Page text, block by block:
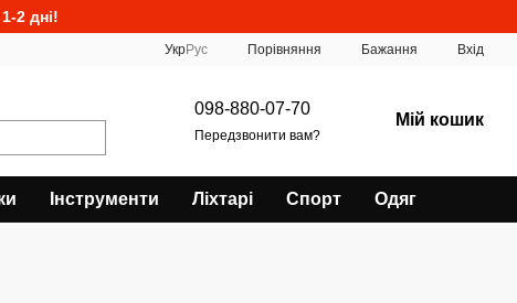
2 дні!
УкрРус Порівняння Бажання Вхід
098-880-07-70
Передзвонити вам?
Мій кошик
Інструменти Ліхтарі Спорт Одяг